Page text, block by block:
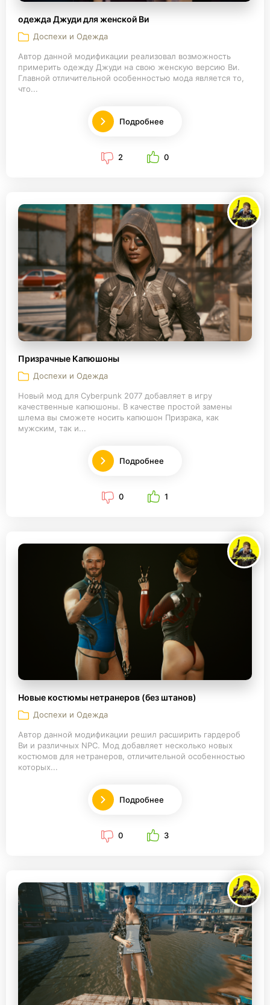
одежда Джуди для женской Ви
Доспехи и Одежда
Автор данной модификации реализовал возможность
примерить одежду Джуди на свою женскую версию Ви.
Главной отличительной особенностью мода является то,
что...
Подробнее
2 0
Призрачные Капюшоны
Доспехи и Одежда
Новый мод для Cyberpunk 2077 добавляет в игру
качественные капюшоны. В качестве простой замены
шлема вы сможете носить капюшон Призрака, как
мужским, так и...
Подробнее
0 1
Новые костюмы нетранеров (без штанов)
Доспехи и Одежда
Автор данной модификации решил расширить гардероб
Ви и различных NPC. Мод добавляет несколько новых
костюмов для нетранеров, отличительной особенностью
которых...
Подробнее
0 3